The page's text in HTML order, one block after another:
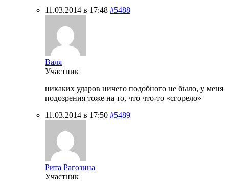
11.03.2014 в 17:48 #5488
Валя
Участник
никаких ударов ничего подобного не было, у меня
подозрения тоже на то, что что-то «сгорело»
11.03.2014 в 17:50 #5489
Рита Рагозина
Участник